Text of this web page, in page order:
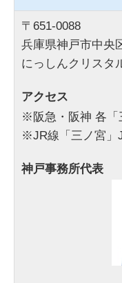
〒651-0088
兵庫県神戸市中央
にっしんクリスタ
アクセス
※阪急・阪神 各「
※JR線「三ノ宮」
神戸事務所代表